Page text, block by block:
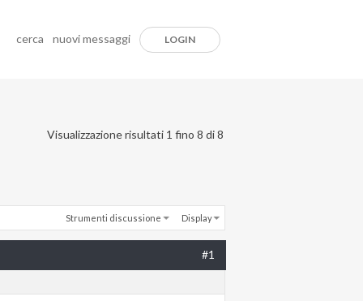
cerca nuovi messaggi LOGIN
Visualizzazione risultati 1 fino 8 di 8
Strumenti discussione Display
#1